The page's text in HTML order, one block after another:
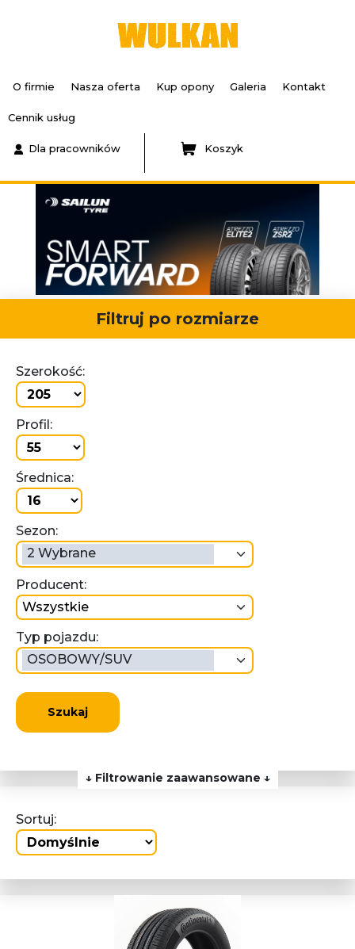
O firmie Nasza oferta Kup opony Galeria Kontakt
Cennik usług
Dla pracowników Koszyk
Filtruj po rozmiarze
Szerokość:
Profil:
Średnica:
Sezon:
2 Wybrane
Producent:
wszystkie
Typ pojazdu:
OSOBOWY/SUV
Szukaj
↓ Filtrowanie zaawansowane ↓
Sortuj: